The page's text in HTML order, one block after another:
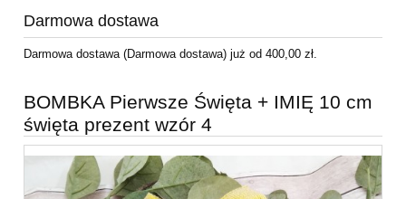
Darmowa dostawa
Darmowa dostawa (Darmowa dostawa) już od 400,00 zł.
BOMBKA Pierwsze Święta + IMIĘ 10 cm
święta prezent wzór 4